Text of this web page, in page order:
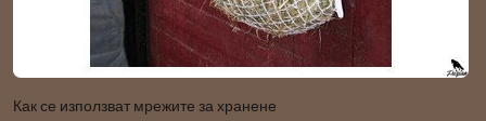
Как се използват мрежите за хранене